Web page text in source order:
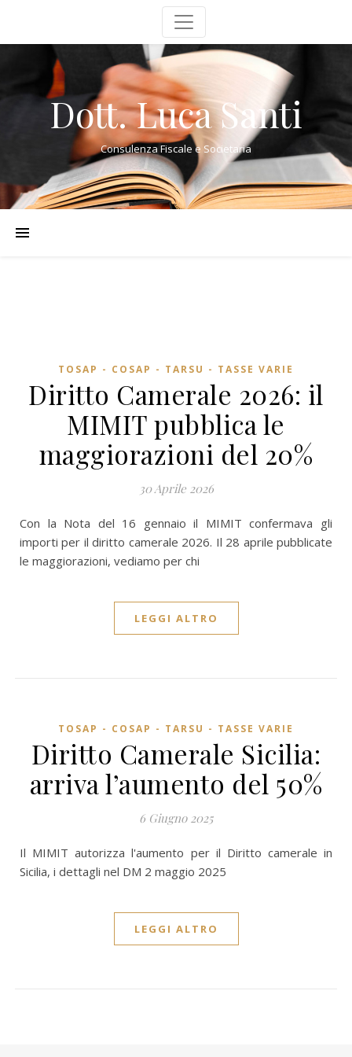
Dott. Luca Santi
Consulenza Fiscale e Societaria
TOSAP - COSAP - TARSU - TASSE VARIE
Diritto Camerale 2026: il
MIMIT pubblica le
maggiorazioni del 20%
30 Aprile 2026
Con la Nota del 16 gennaio il MIMIT confermava gli
importi per il diritto camerale 2026. Il 28 aprile pubblicate
le maggiorazioni, vediamo per chi
LEGGI ALTRO
TOSAP - COSAP - TARSU - TASSE VARIE
Diritto Camerale Sicilia:
arriva l’aumento del 50%
6 Giugno 2025
Il MIMIT autorizza l'aumento per il Diritto camerale in
Sicilia, i dettagli nel DM 2 maggio 2025
LEGGI ALTRO